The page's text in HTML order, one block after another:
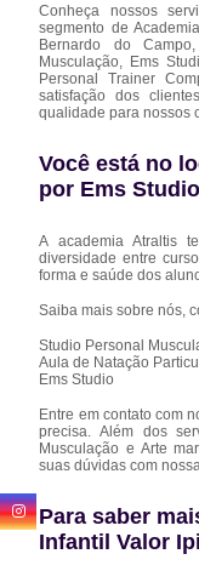
Conheça nossos
segmento de
Bernardo do
Musculação, Ems
Personal Trainer
satisfação dos
qualidade para nossos
Você está no
por Ems Studio
A academia Atraltis
diversidade entre
forma e saúde dos
Saiba mais sobre nós,
Studio Personal
Aula de Natação
Ems Studio
Entre em contato com
precisa. Além dos
Musculação e Arte
suas dúvidas com
Para saber
Infantil Valor